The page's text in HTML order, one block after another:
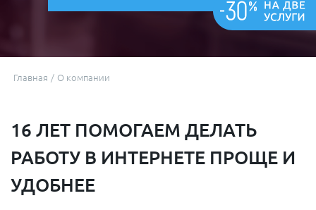
Главная / О компании
16 ЛЕТ ПОМОГАЕМ ДЕЛАТЬ
РАБОТУ В ИНТЕРНЕТЕ ПРОЩЕ И
УДОБНЕЕ